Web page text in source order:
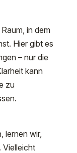
in dem
Hier gibt es
– nur die
kann
zu
lernen wir,
Vielleicht